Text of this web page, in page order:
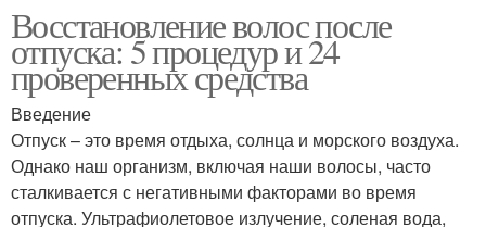
Восстановление волос после
отпуска: 5 процедур и 24
проверенных средства
Введение
Отпуск – это время отдыха, солнца и морского воздуха.
Однако наш организм, включая наши волосы, часто
сталкивается с негативными факторами во время
отпуска. Ультрафиолетовое излучение, соленая вода,